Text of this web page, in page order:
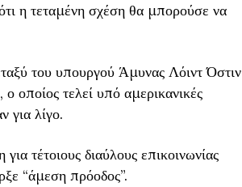
η τεταμένη σχέση θα μπορούσε να
του υπουργού Άμυνας Λόιντ Όστιν
οποίος τελεί υπό αμερικανικές
για λίγο.
τέτοιους διαύλους επικοινωνίας
“άμεση πρόοδος”.